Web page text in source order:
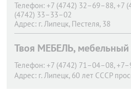
Телефон: +7 (4742) 32–69–88, +7
(4742) 33–33–02
Адрес: г. Липецк, Пестеля, 38
Твоя МЕБЕЛЬ, мебельный
Телефон: +7 (4742) 71–04–08,
Адрес: г. Липецк, 60 лет СССР